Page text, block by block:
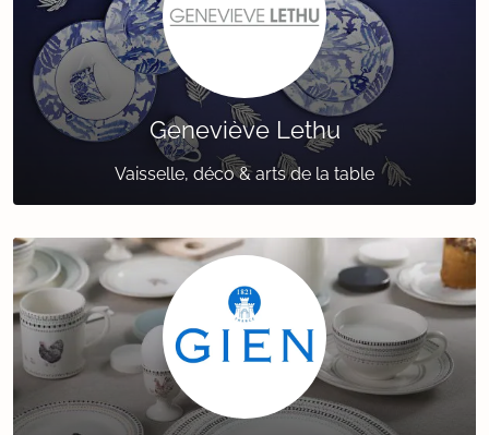
Geneviève Lethu
Vaisselle, déco & arts de la table